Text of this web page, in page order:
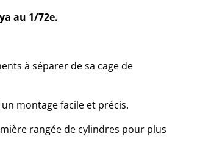
au 1/72e.
à séparer de sa cage de
montage facile et précis.
rangée de cylindres pour plus